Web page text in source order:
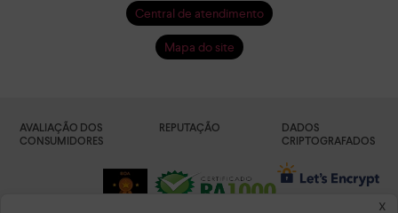
x
Central de atendimento
Mapa do site
AVALIAÇÃO DOS
CONSUMIDORES
REPUTAÇÃO
DADOS
CRIPTOGRAFADOS